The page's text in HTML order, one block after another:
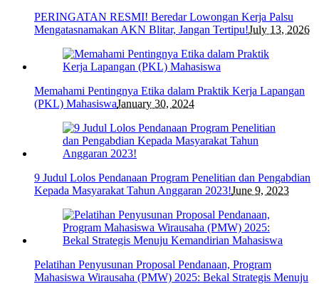
PERINGATAN RESMI! Beredar Lowongan Kerja Palsu
Mengatasnamakan AKN Blitar, Jangan Tertipu!July 13, 2026
Memahami Pentingnya Etika dalam Praktik Kerja Lapangan
(PKL) MahasiswaJanuary 30, 2024
9 Judul Lolos Pendanaan Program Penelitian dan Pengabdian
Kepada Masyarakat Tahun Anggaran 2023!June 9, 2023
Pelatihan Penyusunan Proposal Pendanaan, Program
Mahasiswa Wirausaha (PMW) 2025: Bekal Strategis Menuju